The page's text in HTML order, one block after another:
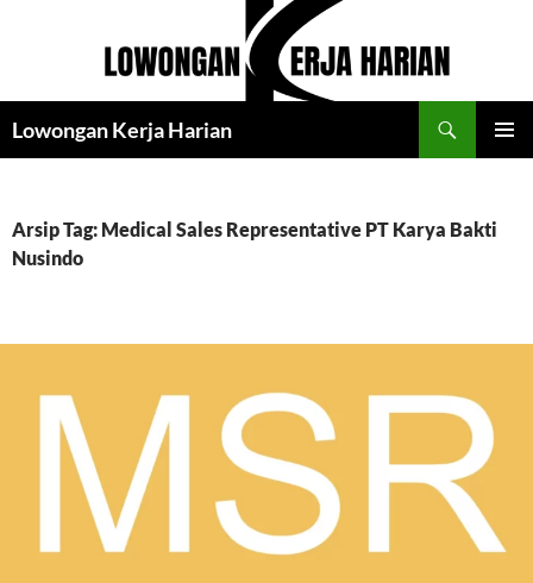
Lowongan Kerja Harian
Arsip Tag: Medical Sales Representative PT Karya Bakti
Nusindo